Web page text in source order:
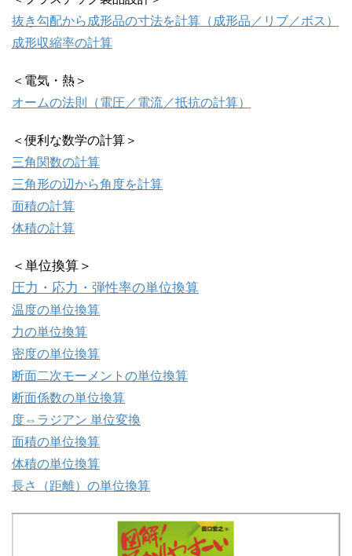
抜き勾配から成形品の寸法を計算（成形品／リブ／ボス）
成形収縮率の計算
＜電気・熱＞
オームの法則（電圧／電流／抵抗の計算）
＜便利な数学の計算＞
三角関数の計算
三角形の辺から角度を計算
面積の計算
体積の計算
＜単位換算＞
圧力・応力・弾性率の単位換算
温度の単位換算
力の単位換算
密度の単位換算
断面二次モーメントの単位換算
断面係数の単位換算
度⇔ラジアン 単位変換
面積の単位換算
体積の単位換算
長さ（距離）の単位換算